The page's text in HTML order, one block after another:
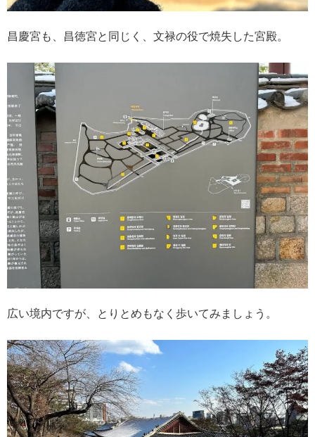
昌慶宮も、昌徳宮と同じく、文禄の役で焼失した宮殿。
広い境内ですが、とりとめもなく歩いてみましょう。